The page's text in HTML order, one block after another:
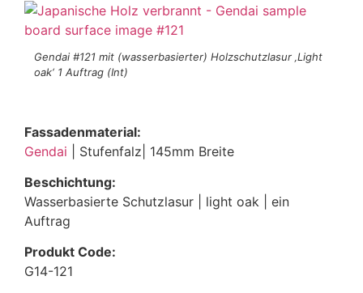
Gendai #121 mit (wasserbasierter) Holzschutzlasur ‚Light
oak‘ 1 Auftrag (Int)
Fassadenmaterial:
Gendai | Stufenfalz| 145mm Breite
Beschichtung:
Wasserbasierte Schutzlasur | light oak | ein
Auftrag
Produkt Code:
G14-121